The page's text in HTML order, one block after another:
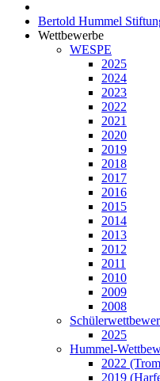
Bertold Hummel
Wettbewerbe
WESPE
2025
2024
2023
2022
2021
2020
2019
2018
2017
2016
2015
2014
2013
2012
2011
2010
2009
2008
2025
Hummel-
2022
2019